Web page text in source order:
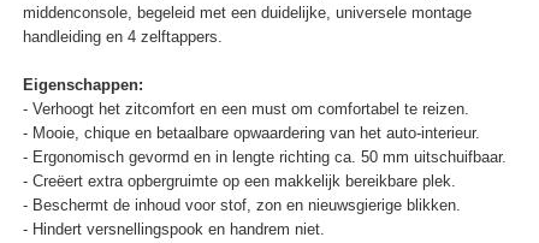
middenconsole, begeleid met een duidelijke, universele montage
handleiding en 4 zelftappers.
Eigenschappen:
- Verhoogt het zitcomfort en een must om comfortabel te reizen.
- Mooie, chique en betaalbare opwaardering van het auto-interieur.
- Ergonomisch gevormd en in lengte richting ca. 50 mm uitschuifbaar.
- Creëert extra opbergruimte op een makkelijk bereikbare plek.
- Beschermt de inhoud voor stof, zon en nieuwsgierige blikken.
- Hindert versnellingspook en handrem niet.